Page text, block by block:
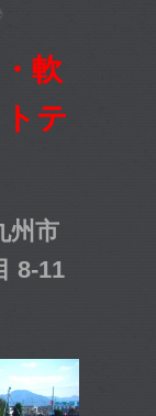
軟
テ
州市
8-11